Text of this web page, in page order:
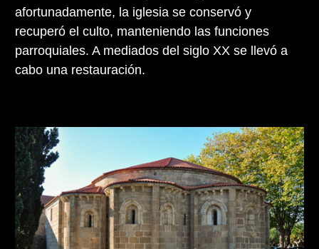
afortunadamente, la iglesia se conservó y
recuperó el culto, manteniendo las funciones
parroquiales. A mediados del siglo XX se llevó a
cabo una restauración.